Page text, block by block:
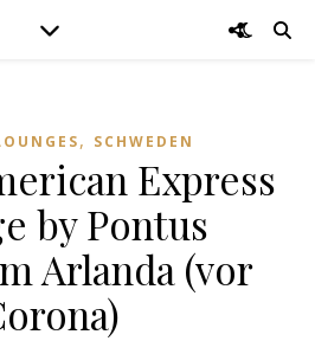
, SCHWEDEN
Express
by Pontus
Arlanda (vor